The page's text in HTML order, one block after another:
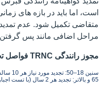
است، اما باید در بازه های
متقاضی تکمیل شود. عدم
مراحل اضافی مانند پس
مجوز رانندگی TRNC فواصل تجدید توسط سن
سنین 18–50: تجدید مورد نیاز هر 10 سال
65 و بالاتر: تجدید هر 2 سال (با تست اجباری چشم) مورد نیاز است